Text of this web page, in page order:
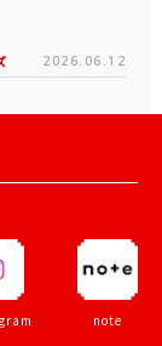
2026.06.12
note